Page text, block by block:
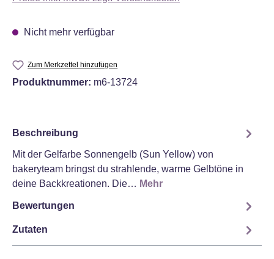
Nicht mehr verfügbar
Zum Merkzettel hinzufügen
Produktnummer: m6-13724
Beschreibung
Mit der Gelfarbe Sonnengelb (Sun Yellow) von
bakeryteam bringst du strahlende, warme Gelbtöne in
deine Backkreationen. Die… Mehr
Bewertungen
Zutaten